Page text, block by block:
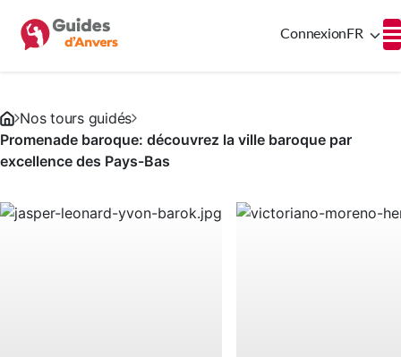
Connexion FR
Nos tours guidés
Promenade baroque: découvrez la ville baroque par
excellence des Pays-Bas